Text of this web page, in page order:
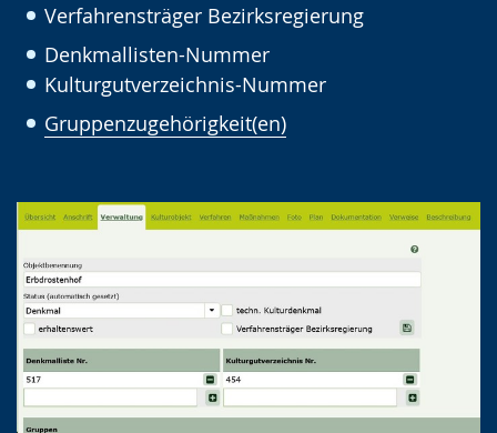
Verfahrensträger Bezirksregierung
Denkmallisten-Nummer
Kulturgutverzeichnis-Nummer
Gruppenzugehörigkeit(en)